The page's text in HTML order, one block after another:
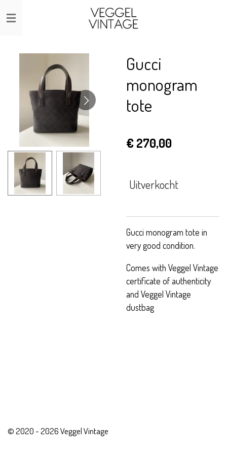
Ga
direct
hoofdinhoud
Gucci
monogram
tote
€ 270,00
Uitverkocht
Gucci monogram tote in
very good condition.
Comes with Veggel Vintage
certificate of authenticity
and Veggel Vintage
dustbag
© 2020 - 2026 Veggel Vintage